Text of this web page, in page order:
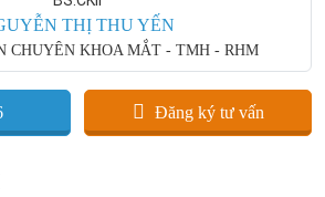
THỊ THU YẾN
CHUYÊN KHOA MẮT - TMH - RHM
Đăng ký tư vấn